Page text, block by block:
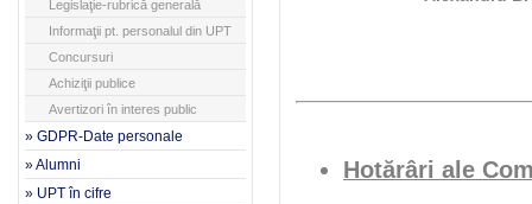
Legislaţie-rubrică generală
Informaţii pt. personalul din UPT
Concursuri
Achiziţii publice
Avertizori în interes public
» GDPR-Date personale
» Alumni
» UPT în cifre
Hotărâri ale